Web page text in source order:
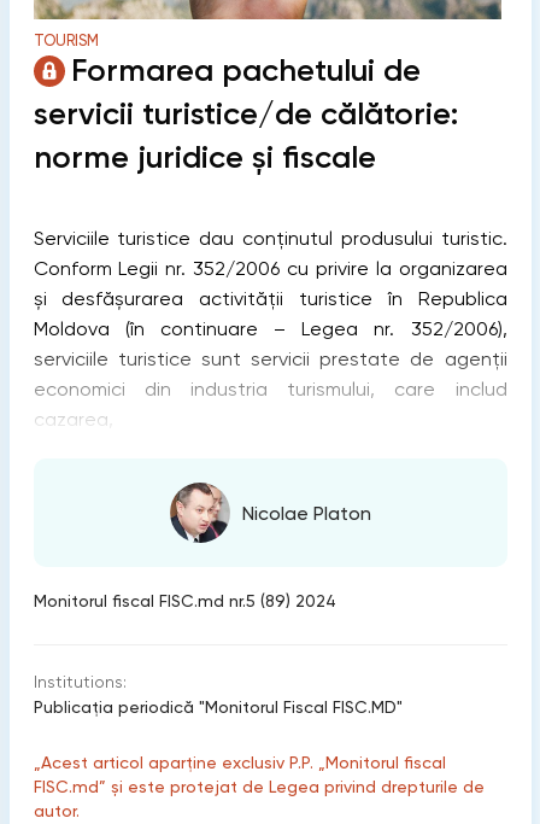
TOURISM
Formarea pachetului de
servicii turistice/de călătorie:
norme juridice și fiscale
Serviciile turistice dau conținutul produsului turistic.
Conform Legii nr. 352/2006 cu privire la organizarea
și desfășurarea activității turistice în Republica
Moldova (în continuare – Legea nr. 352/2006),
serviciile turistice sunt servicii prestate de agenții
economici din industria turismului, care includ
cazarea,
Nicolae Platon
Monitorul fiscal FISC.md nr.5 (89) 2024
Institutions:
Publicaţia periodică "Monitorul Fiscal FISC.MD"
„Acest articol aparține exclusiv P.P. „Monitorul fiscal
FISC.md” și este protejat de Legea privind drepturile de
autor.